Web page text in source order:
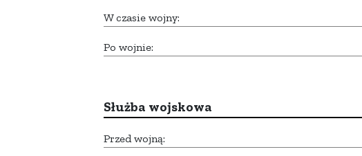
W czasie wojny:
Po wojnie:
Służba wojskowa
Przed wojną: